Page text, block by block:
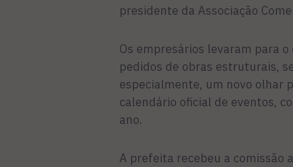
presidente da Associação
Os empresários levaram para
pedidos de obras estruturais,
especialmente, um novo olhar
calendário oficial de eventos,
ano.
A prefeita recebeu a comissão